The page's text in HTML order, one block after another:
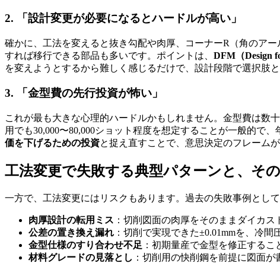
2. 「設計変更が必要になるとハードルが高い」
確かに、工法を変えると抜き勾配や肉厚、コーナーR（角のア
すれば移行できる部品も多いです。ポイントは、 DFM（Design
を変えようとするから難しく感じるだけで、設計段階で選択肢
3. 「金型費の先行投資が怖い」
これが最も大きな心理的ハードルかもしれません。金型費は数
用でも30,000〜80,000ショット程度を想定することが一般的で
価を下げるための投資と捉え直すことで、意思決定のフレームが
工法変更で失敗する典型パターンと、そ
一方で、工法変更にはリスクもあります。過去の失敗事例とし
肉厚設計の転用ミス ：切削図面の肉厚をそのままダイカ
公差の置き換え漏れ ：切削で実現できた±0.01mmを、冷
金型仕様のすり合わせ不足 ：初期量産で金型を修正する
材料グレードの見落とし ：切削用の快削鋼を前提に図面